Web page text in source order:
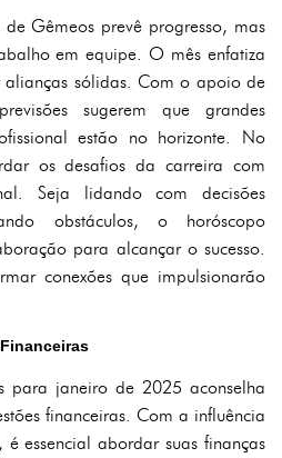
Gêmeos prevê progresso, mas
em equipe. O mês enfatiza
sólidas. Com o apoio de
sugerem que grandes
estão no horizonte. No
os desafios da carreira com
Seja lidando com decisões
obstáculos, o horóscopo
para alcançar o sucesso.
conexões que impulsionarão
para janeiro de 2025 aconselha
financeiras. Com a influência
essencial abordar suas finanças